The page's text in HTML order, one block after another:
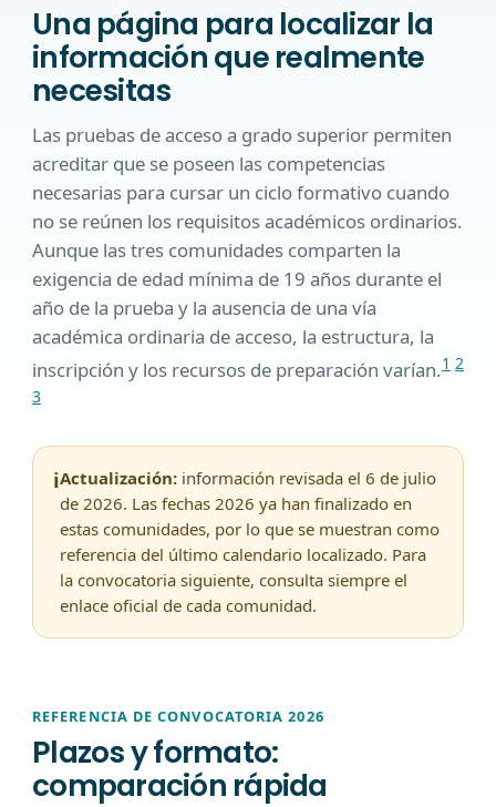
Una página para localizar la
información que realmente
necesitas
Las pruebas de acceso a grado superior permiten
acreditar que se poseen las competencias
necesarias para cursar un ciclo formativo cuando
no se reúnen los requisitos académicos ordinarios.
Aunque las tres comunidades comparten la
exigencia de edad mínima de 19 años durante el
año de la prueba y la ausencia de una vía
académica ordinaria de acceso, la estructura, la
inscripción y los recursos de preparación varían.1 2
3
iActualización: información revisada el 6 de julio
de 2026. Las fechas 2026 ya han finalizado en
estas comunidades, por lo que se muestran como
referencia del último calendario localizado. Para
la convocatoria siguiente, consulta siempre el
enlace oficial de cada comunidad.
REFERENCIA DE CONVOCATORIA 2026
Plazos y formato:
comparación rápida